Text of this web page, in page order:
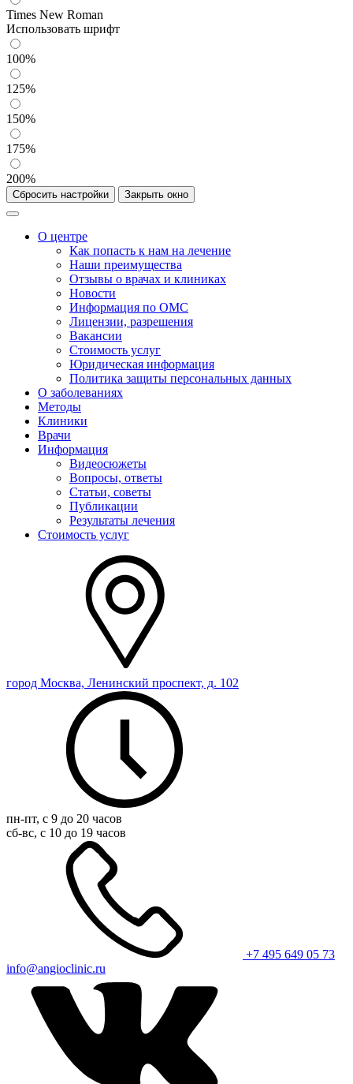
Times New Roman
Использовать шрифт
100%
125%
150%
175%
200%
Сбросить настройки Закрыть окно
О центре
Как попасть к нам на лечение
Наши преимущества
Отзывы о врачах и клиниках
Новости
Информация по ОМС
Лицензии, разрешения
Вакансии
Стоимость услуг
Юридическая информация
Политика защиты персональных данных
О заболеваниях
Методы
Клиники
Врачи
Информация
Видеосюжеты
Вопросы, ответы
Статьи, советы
Публикации
Результаты лечения
Стоимость услуг
город Москва, Ленинский проспект, д. 102
пн-пт, с 9 до 20 часов
сб-вс, с 10 до 19 часов
+7 495 649 05 73
info@angioclinic.ru